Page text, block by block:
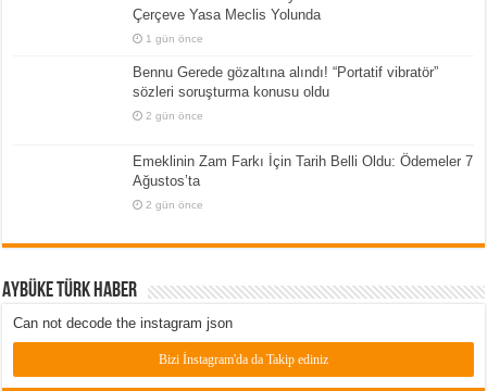
Çerçeve Yasa Meclis Yolunda
1 gün önce
Bennu Gerede gözaltına alındı! “Portatif vibratör”
sözleri soruşturma konusu oldu
2 gün önce
Emeklinin Zam Farkı İçin Tarih Belli Oldu: Ödemeler 7
Ağustos’ta
2 gün önce
Aybüke Türk Haber
Can not decode the instagram json
Bizi İnstagram'da da Takip ediniz